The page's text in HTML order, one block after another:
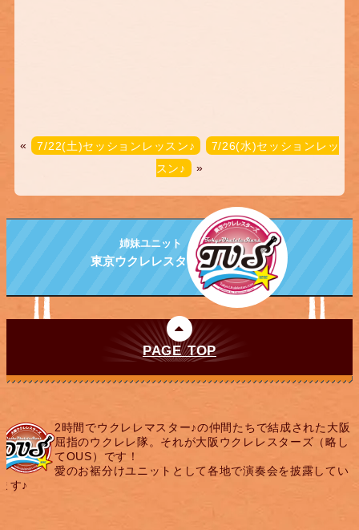
« 7/22(土)セッションレッスン♪
7/26(水)セッションレッ
スン♪ »
姉妹ユニット
東京ウクレレスターズ
PAGE TOP
2時間でウクレレマスター♪の仲間たちで結成された大阪
屈指のウクレレ隊。それが大阪ウクレレスターズ（略し
てOUS）です！
愛のお裾分けユニットとして各地で演奏会を披露してい
す♪